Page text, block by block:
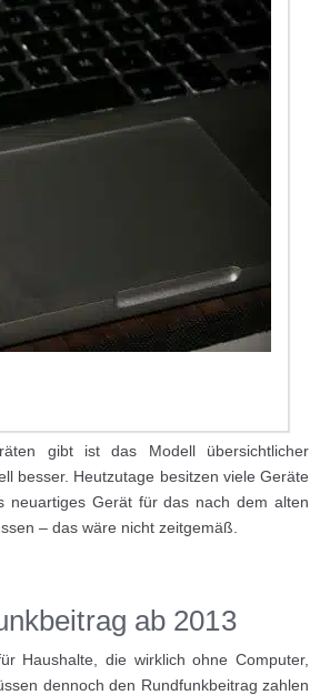
gibt ist das Modell übersichtlicher
besser. Heutzutage besitzen viele Geräte
neuartiges Gerät für das nach dem alten
– das wäre nicht zeitgemäß.
ab 2013
Haushalte, die wirklich ohne Computer,
dennoch den Rundfunkbeitrag zahlen